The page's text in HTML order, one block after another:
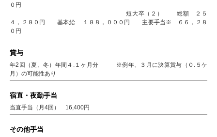
０円
短大卒（２） 総額 ２５
４，２８０円 基本給 １８８，０００円 主要手当※ ６６，２８
０円
賞与
年2回（夏、冬）年間４.１ヶ月分 ※例年、３月に決算賞与（０.５ケ
月）の可能性あり
宿直・夜勤手当
当直手当（月4回） 16,400円
その他手当